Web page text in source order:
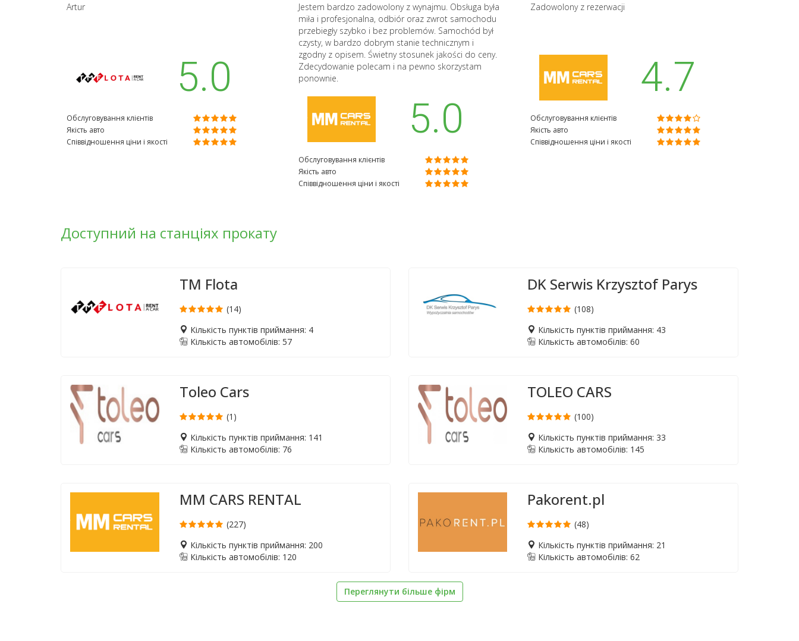
Artur
5.0
Обслуговування клієнтів
Якість авто
Співвідношення ціни і якості
Jestem bardzo zadowolony z wynajmu. Obsługa była
miła i profesjonalna, odbiór oraz zwrot samochodu
przebiegły szybko i bez problemów. Samochód był
czysty, w bardzo dobrym stanie technicznym i
zgodny z opisem. Świetny stosunek jakości do ceny.
Zdecydowanie polecam i na pewno skorzystam
ponownie.
5.0
Обслуговування клієнтів
Якість авто
Співвідношення ціни і якості
Zadowolony z rezerwacji
4.7
Обслуговування клієнтів
Якість авто
Співвідношення ціни і якості
Доступний на станціях прокату
TM Flota
(14)
Кількість пунктів приймання: 4
Кількість автомобілів: 57
DK Serwis Krzysztof Parys
(108)
Кількість пунктів приймання: 43
Кількість автомобілів: 60
Toleo Cars
(1)
Кількість пунктів приймання: 141
Кількість автомобілів: 76
TOLEO CARS
(100)
Кількість пунктів приймання: 33
Кількість автомобілів: 145
MM CARS RENTAL
(227)
Кількість пунктів приймання: 200
Кількість автомобілів: 120
Pakorent.pl
(48)
Кількість пунктів приймання: 21
Кількість автомобілів: 62
Переглянути більше фірм